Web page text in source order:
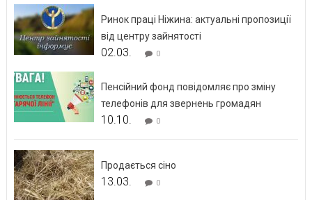
Ринок праці Ніжина: актуальні пропозиції
від центру зайнятості
02.03. 0
Пенсійний фонд повідомляє про зміну
телефонів для звернень громадян
10.10. 0
Продається сіно
13.03. 0